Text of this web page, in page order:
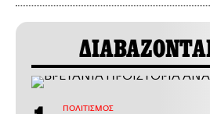
ΠΟΛΙΤΙΣΜΟΣ